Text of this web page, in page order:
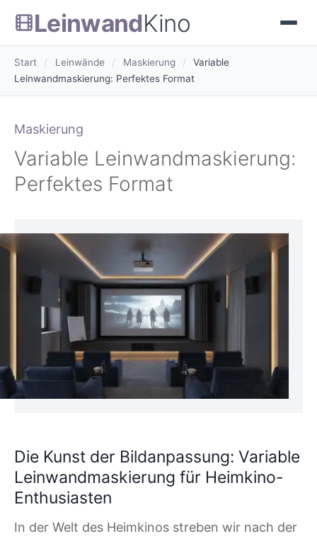
LeinwandKino
Start / Leinwände / Maskierung /
Variable
Leinwandmaskierung: Perfektes Format
Maskierung
Variable Leinwandmaskierung:
Perfektes Format
Die Kunst der Bildanpassung: Variable
Leinwandmaskierung für Heimkino-
Enthusiasten
In der Welt des Heimkinos streben wir nach der